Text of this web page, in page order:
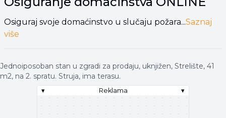
Osiguraj svoje domaćinstvo u slučaju požara...Saznaj
više
Jednoiposoban stan u zgradi za prodaju, uknjižen, Strelište, 41
m2, na 2. spratu. Struja, ima terasu.
▾ Reklama ▾
▾ Reklama ▾